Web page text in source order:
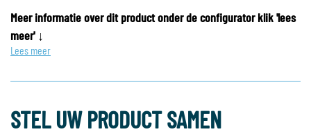
Meer informatie over dit product onder de configurator klik 'lees
meer' ↓
Lees meer
STEL UW PRODUCT SAMEN